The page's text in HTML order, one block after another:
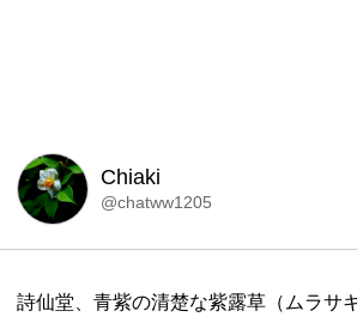
Chiaki
@chatww1205
詩仙堂、青紫の清楚な紫露草（ムラサ